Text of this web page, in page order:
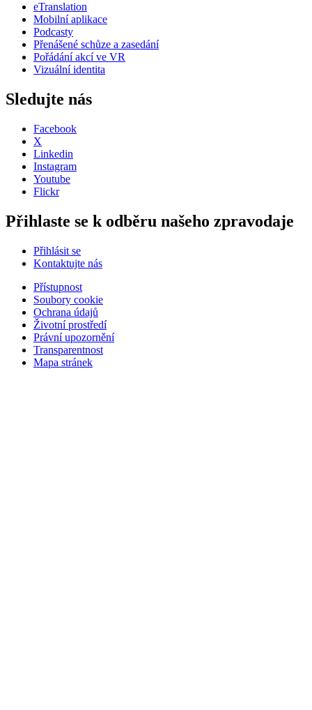
eTranslation
Mobilní aplikace
Podcasty
Přenášené schůze a zasedání
Pořádání akcí ve VR
Vizuální identita
Sledujte nás
Facebook
X
Linkedin
Instagram
Youtube
Flickr
Přihlaste se k odběru našeho zpravodaje
Přihlásit se
Kontaktujte nás
Přístupnost
Soubory cookie
Ochrana údajů
Životní prostředí
Právní upozornění
Transparentnost
Mapa stránek